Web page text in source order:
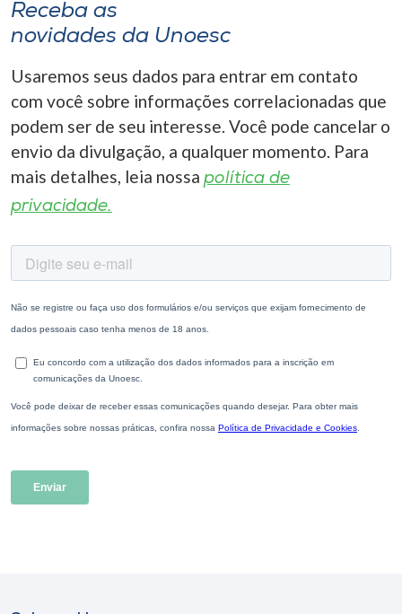
Receba as
novidades da Unoesc
Usaremos seus dados para entrar em contato
com você sobre informações correlacionadas que
podem ser de seu interesse. Você pode cancelar o
envio da divulgação, a qualquer momento. Para
mais detalhes, leia nossa política de
privacidade.